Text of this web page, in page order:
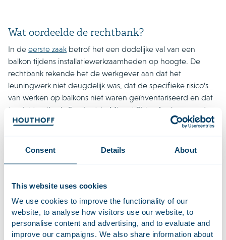
Consent Details About
This website uses cookies
We use cookies to improve the functionality of our
website, to analyse how visitors use our website, to
personalise content and advertising, and to evaluate and
improve our campaigns. We also share information about
Wat oordeelde de rechtbank?
In de eerste zaak betrof het een dodelijke val van een
balkon tijdens installatiewerkzaamheden op hoogte. De
rechtbank rekende het de werkgever aan dat het
leuningwerk niet deugdelijk was, dat de specifieke risico’s
van werken op balkons niet waren geïnventariseerd en dat
toezicht ontbrak. Een Laatste Minuut Risico Analyse van de
werknemer doet daar niet aan af; de plicht om risico’s te
In detweede zaak
overleed een werknemer tijdens het
ruimen van een suikersilo door bedelving en verstikking. De
veilige werkwijze bestond, dat cruciale risico’s niet afdoende
in de RI&E waren opgenomen en dat toezicht (waaronder
de rol van de mangatwacht) niet was geborgd.
In beide zaken werd bewezen dat de werkgever opzettelijk